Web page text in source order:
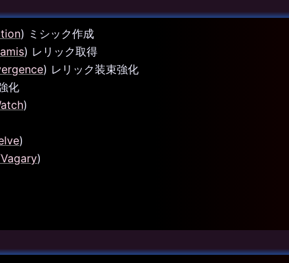
) ミシック作成
) レリック取得
) レリック装束強化
化
)
)
Vagary)